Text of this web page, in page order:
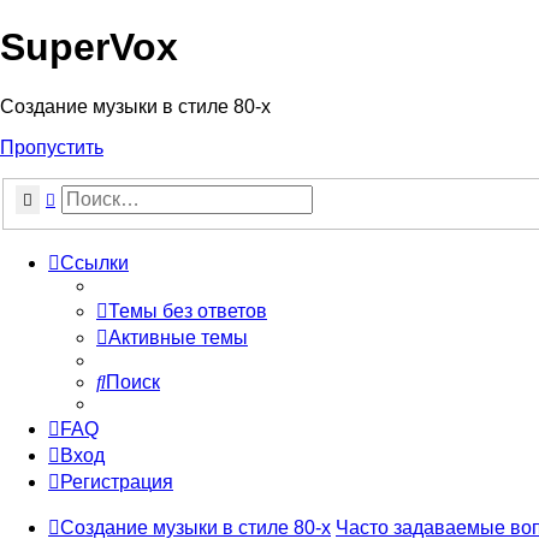
Регистрация
SuperVox
Создание музыки в стиле 80-х
Пропустить
ПоискРасширенный поиск
Ссылки
Темы без ответов
Активные темы
Поиск
FAQ
Вход
Регистрация
Создание музыки в стиле 80-х Часто задаваемые